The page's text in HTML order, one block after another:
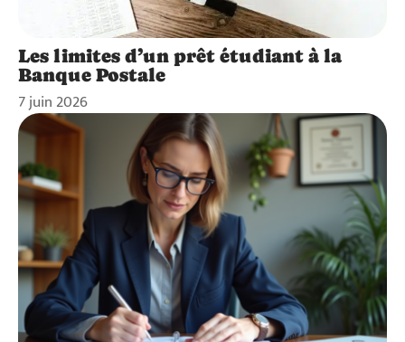
Les limites d’un prêt étudiant à la
Banque Postale
7 juin 2026